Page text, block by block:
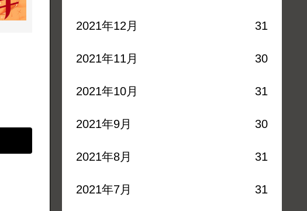
2021年12月 31
2021年11月 30
2021年10月 31
2021年9月 30
2021年8月 31
2021年7月 31